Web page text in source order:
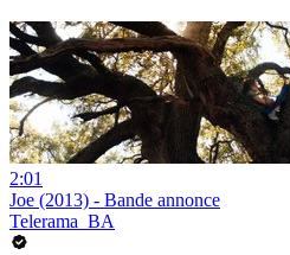
2:01
Joe (2013) - Bande annonce
Telerama_BA